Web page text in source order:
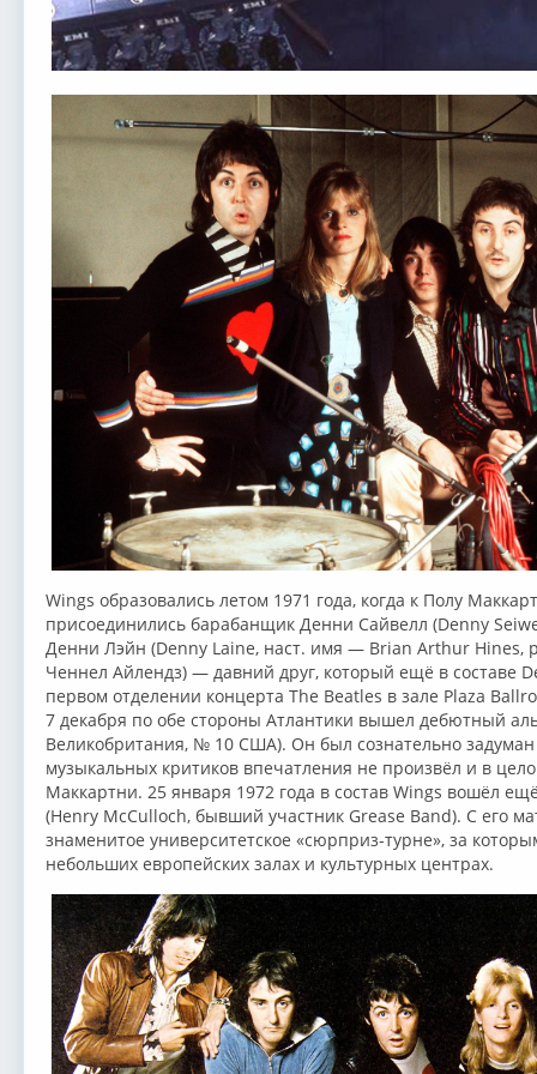
Wings образовались летом 1971 года, когда к Полу
присоединились барабанщик Денни Сайвелл (Denny
Денни Лэйн (Denny Laine, наст. имя — Brian Arthur Hines,
Ченнел Айлендз) — давний друг, который ещё в составе
первом отделении концерта The Beatles в зале Plaza
7 декабря по обе стороны Атлантики вышел дебютный
Великобритания, № 10 США). Он был сознательно
музыкальных критиков впечатления не произвёл и в
Маккартни. 25 января 1972 года в состав Wings вошёл
(Henry McCulloch, бывший участник Grease Band). C его
знаменитое университетское «сюрприз-турне», за
небольших европейских залах и культурных центрах.